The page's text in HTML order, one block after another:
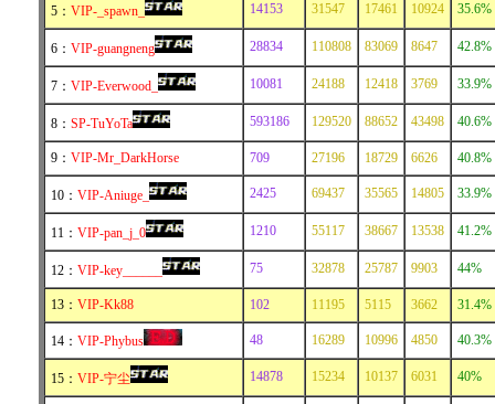
5： VIP-_spawn_ 14153 31547 17461 10924 35.6%
6： VIP-guangneng 28834 110808 83069 8647 42.8%
7： VIP-Everwood_ 10081 24188 12418 3769 33.9%
8： SP-TuYoTa 593186 129520 88652 43498 40.6%
9： VIP-Mr_DarkHorse 709 27196 18729 6626 40.8%
10： VIP-Aniuge_ 2425 69437 35565 14805 33.9%
11： VIP-pan_j_0 1210 55117 38667 13538 41.2%
12： VIP-key______ 75 32878 25787 9903 44%
13： VIP-Kk88 102 11195 5115 3662 31.4%
14： VIP-Phybus 48 16289 10996 4850 40.3%
15： VIP-宁尘 14878 15234 10137 6031 40%